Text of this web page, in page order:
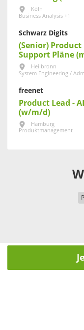
Köln
Business Analysis +1
Schwarz Digits
(Senior) Product
Support Pläne
Heilbronn
System Engineering /
freenet
Product Lead -
(w/m/d)
Hamburg
Produktmanagement